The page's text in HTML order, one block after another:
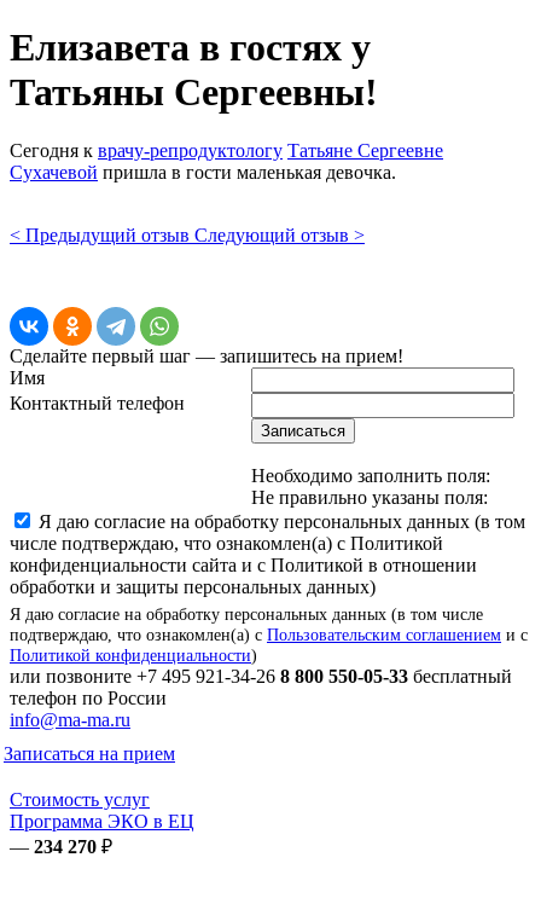
Елизавета в гостях у
Татьяны Сергеевны!
Сегодня к врачу-репродуктологу Татьяне Сергеевне
Сухачевой пришла в гости маленькая девочка.
< Предыдущий отзыв Следующий отзыв >
Сделайте первый шаг — запишитесь на прием!
Имя
Контактный телефон
Записаться
Необходимо заполнить поля:
Не правильно указаны поля:
Я даю согласие на обработку персональных данных (в том
числе подтверждаю, что ознакомлен(а) с Политикой
конфиденциальности сайта и с Политикой в отношении
обработки и защиты персональных данных)
Я даю согласие на обработку персональных данных (в том числе
подтверждаю, что ознакомлен(а) с Пользовательским соглашением и с
Политикой конфиденциальности)
или позвоните +7 495 921-34-26 8 800 550-05-33 бесплатный
телефон по России
info@ma-ma.ru
Записаться на прием
Стоимость услуг
Программа ЭКО в ЕЦ
— 234 270 ₽